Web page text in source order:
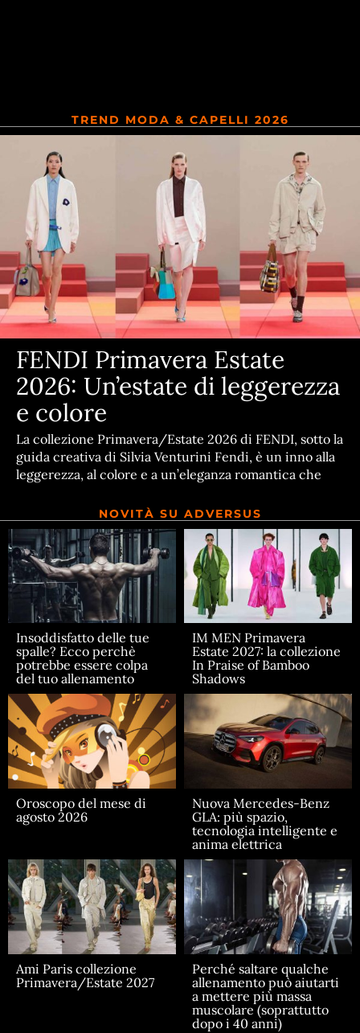
TREND MODA & CAPELLI 2026
FENDI Primavera Estate
2026: Un’estate di leggerezza
e colore
La collezione Primavera/Estate 2026 di FENDI, sotto la
guida creativa di Silvia Venturini Fendi, è un inno alla
leggerezza, al colore e a un’eleganza romantica che
NOVITÀ SU ADVERSUS
Insoddisfatto delle tue
spalle? Ecco perchè
potrebbe essere colpa
del tuo allenamento
IM MEN Primavera
Estate 2027: la collezione
In Praise of Bamboo
Shadows
Oroscopo del mese di
agosto 2026
Nuova Mercedes-Benz
GLA: più spazio,
tecnologia intelligente e
anima elettrica
Ami Paris collezione
Primavera/Estate 2027
Perché saltare qualche
allenamento può aiutarti
a mettere più massa
muscolare (soprattutto
dopo i 40 anni)